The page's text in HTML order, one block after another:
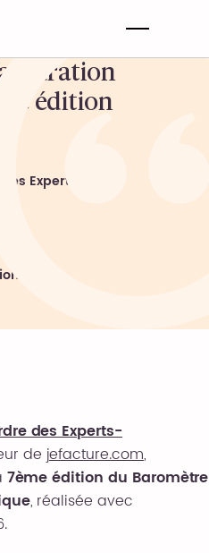
édition
Experts-
des Experts-
de jefacture.com,
7èmeédition du Baromètre
, réalisée avec